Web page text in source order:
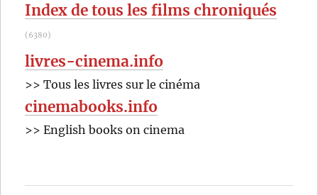
Index de tous les films chroniqués
(6380)
livres-cinema.info
>> Tous les livres sur le cinéma
cinemabooks.info
>> English books on cinema